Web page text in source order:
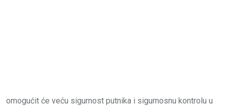
omogućit će veću sigurnost putnika i sigurnosnu kontrolu u